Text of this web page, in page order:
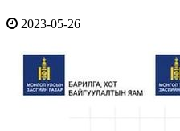
2023-05-26